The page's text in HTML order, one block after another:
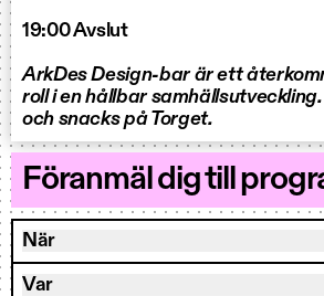
19:00 Avslut
ArkDes Design-bar är ett
roll i en hållbar
och snacks på Torget.
Föranmäl dig till
När
Var